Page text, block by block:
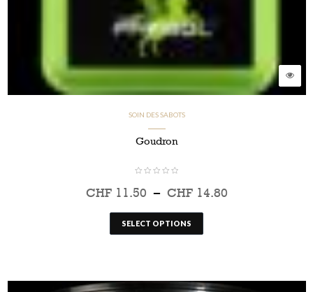
SOIN DES SABOTS
Goudron
CHF11.50 – CHF14.80
SELECT OPTIONS